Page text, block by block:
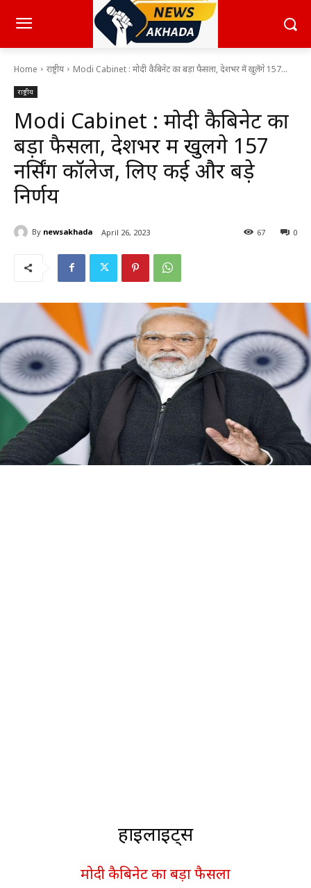
Home राष्ट्रीय Modi Cabinet : मोदी कैबिनेट का बड़ा फैसला, देशभर में खुलेंगे 157...
राष्ट्रीय
Modi Cabinet : मोदी कैबिनेट का
बड़ा फैसला, देशभर में खुलेंगे 157
नर्सिंग कॉलेज, लिए कई और बड़े
निर्णय
By newsakhada April 26, 2023 0
67
हाइलाइट्स
मोदी कैबिनेट का बड़ा फैसला